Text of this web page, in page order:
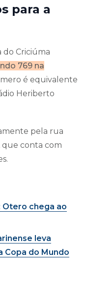
para a
do Criciúma
769 na
é equivalente
Heriberto
pela rua
que conta com
Otero chega ao
leva
Copa do Mundo